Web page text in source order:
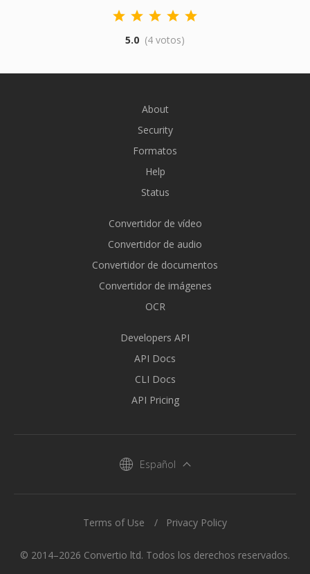
5.0 (4 votos)
About
Security
Formatos
Help
Status
Convertidor de vídeo
Convertidor de audio
Convertidor de documentos
Convertidor de imágenes
OCR
Developers API
API Docs
CLI Docs
API Pricing
Español
© 2014–2026 Convertio ltd. Todos los derechos reservados.
Terms of Use Privacy Policy